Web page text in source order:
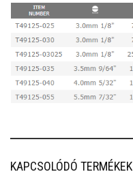
KAPCSOLÓDÓ TERMÉKEK